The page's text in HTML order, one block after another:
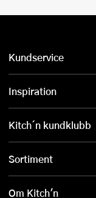
Kundservice
Inspiration
Kitch´n kundklubb
Sortiment
Om Kitch'n